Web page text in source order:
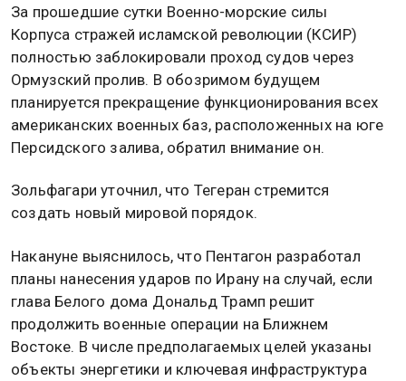
За прошедшие сутки Военно-морские силы
Корпуса стражей исламской революции (КСИР)
полностью заблокировали проход судов через
Ормузский пролив. В обозримом будущем
планируется прекращение функционирования всех
американских военных баз, расположенных на юге
Персидского залива, обратил внимание он.
Зольфагари уточнил, что Тегеран стремится
создать новый мировой порядок.
Накануне выяснилось, что Пентагон разработал
планы нанесения ударов по Ирану на случай, если
глава Белого дома Дональд Трамп решит
продолжить военные операции на Ближнем
Востоке. В числе предполагаемых целей указаны
объекты энергетики и ключевая инфраструктура